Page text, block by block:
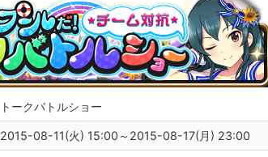
トークバトルショー
2015-08-11(火) 15:00～2015-08-17(月) 23:00